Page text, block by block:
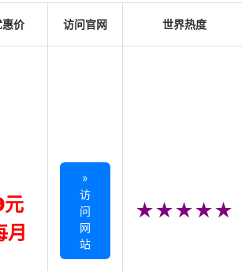
惠价 访问官网 世界热度
月
»
访
问
网
站
★★★★★